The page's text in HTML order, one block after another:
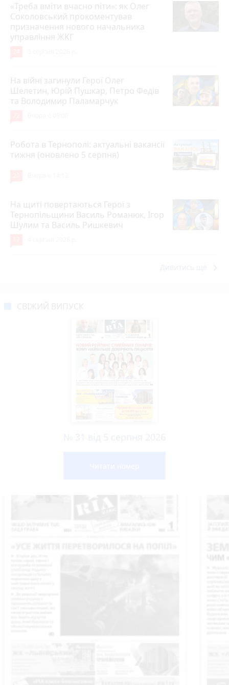
«Треба вміти вчасно піти»: як Олег
Соколовський прокоментував
призначення нового начальника
управління ЖКГ
На війні загинули Герої Олег
Шелетин, Юрій Пушкар, Петро Федів
та Володимир Паламарчук
Робота в Тернополі: актуальні вакансії
тижня (оновлено 5 серпня)
На щиті повертаються Герої з
Тернопільщини Василь Романюк, Ігор
Шулим та Василь Ришкевич